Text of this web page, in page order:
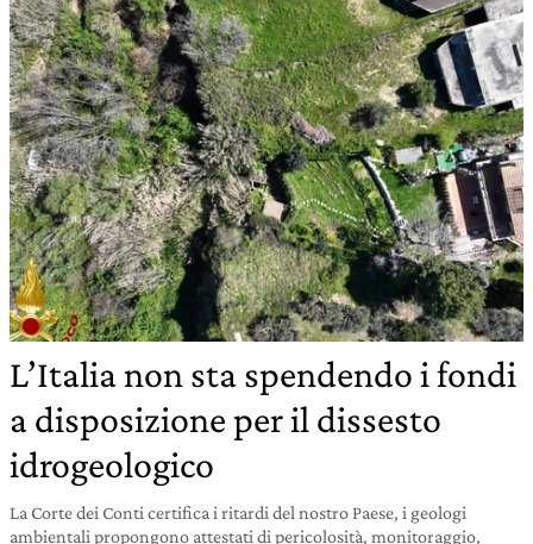
L’Italia non sta spendendo i fondi
a disposizione per il dissesto
idrogeologico
La Corte dei Conti certifica i ritardi del nostro Paese, i geologi
ambientali propongono attestati di pericolosità, monitoraggio,